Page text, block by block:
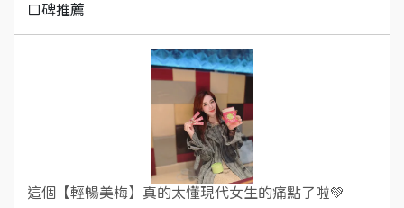
口碑推薦
這個【輕暢美梅】真的太懂現代女生的痛點了啦💚